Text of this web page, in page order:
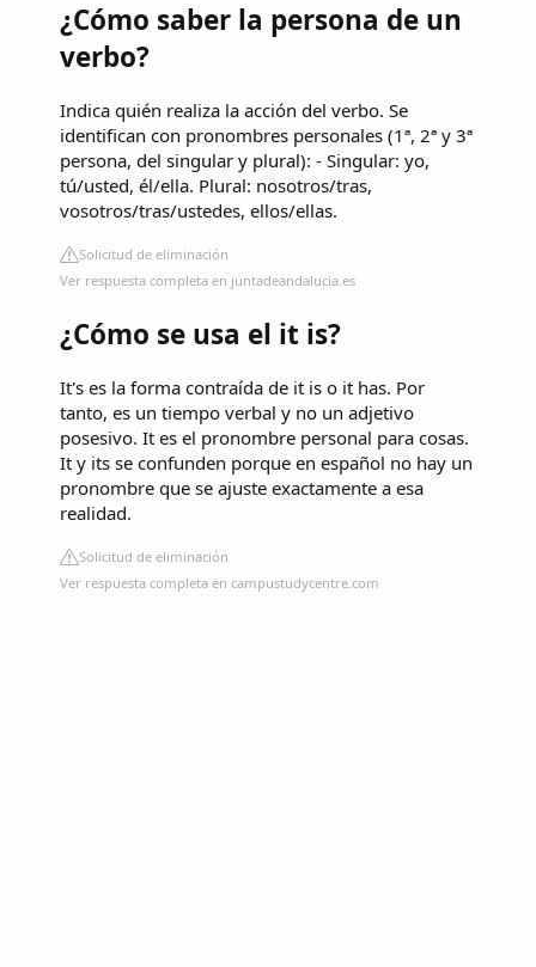
¿Cómo saber la persona de un
verbo?
Indica quién realiza la acción del verbo. Se
identifican con pronombres personales (1ª, 2ª y 3ª
persona, del singular y plural): - Singular: yo,
tú/usted, él/ella. Plural: nosotros/tras,
vosotros/tras/ustedes, ellos/ellas.
Solicitud de eliminación
Ver respuesta completa en juntadeandalucia.es
¿Cómo se usa el it is?
It's es la forma contraída de it is o it has. Por
tanto, es un tiempo verbal y no un adjetivo
posesivo. It es el pronombre personal para cosas.
It y its se confunden porque en español no hay un
pronombre que se ajuste exactamente a esa
realidad.
Solicitud de eliminación
Ver respuesta completa en campustudycentre.com